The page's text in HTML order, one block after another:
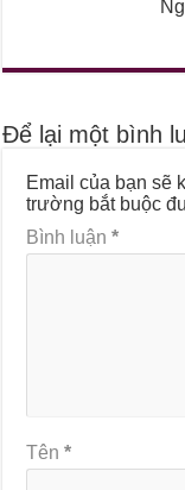
Để lại một bình
Email của bạn sẽ
trường bắt buộc
Bình luận*
Tên*